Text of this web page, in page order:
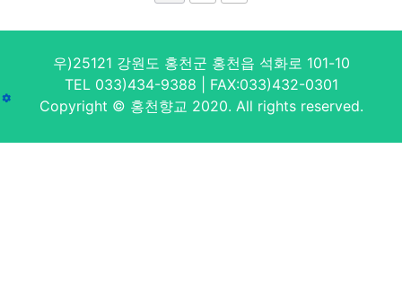
우)25121 강원도 홍천군 홍천읍 석화로 101-10
TEL 033)434-9388 | FAX:033)432-0301
Copyright © 홍천향교 2020. All rights reserved.